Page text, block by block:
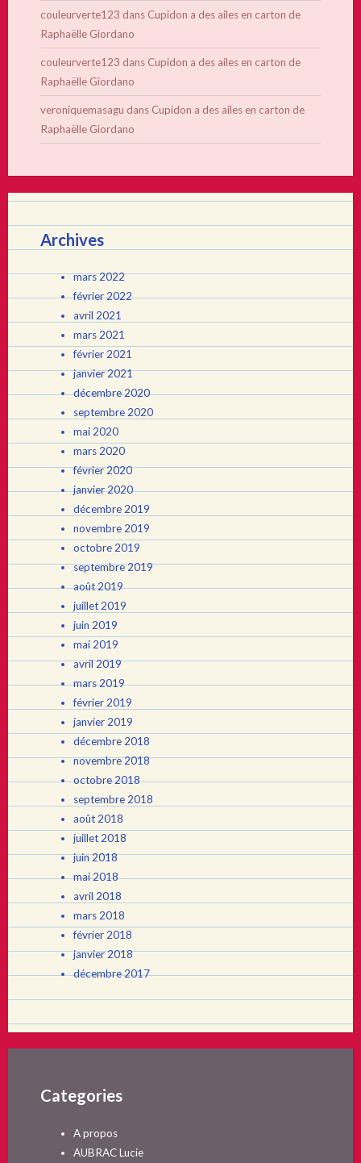
couleurverte123 dans Cupidon a des ailes en carton de
Raphaëlle Giordano
couleurverte123 dans Cupidon a des ailes en carton de
Raphaëlle Giordano
veroniquemasagu dans Cupidon a des ailes en carton de
Raphaëlle Giordano
Archives
mars 2022
février 2022
avril 2021
mars 2021
février 2021
janvier 2021
décembre 2020
septembre 2020
mai 2020
mars 2020
février 2020
janvier 2020
décembre 2019
novembre 2019
octobre 2019
septembre 2019
août 2019
juillet 2019
juin 2019
mai 2019
avril 2019
mars 2019
février 2019
janvier 2019
décembre 2018
novembre 2018
octobre 2018
septembre 2018
août 2018
juillet 2018
juin 2018
mai 2018
avril 2018
mars 2018
février 2018
janvier 2018
décembre 2017
Categories
A propos
AUBRAC Lucie